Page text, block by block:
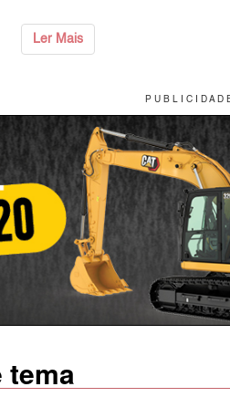
Ler Mais
P U B L I C I D A D
tema